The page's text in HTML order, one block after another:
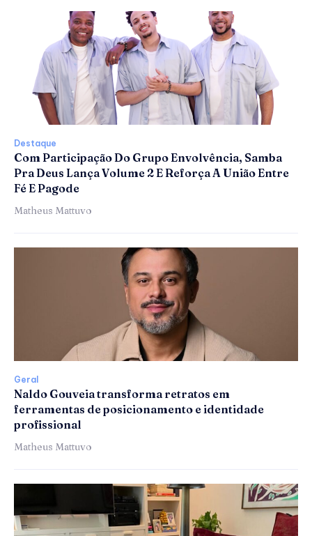
Destaque
Com Participação Do Grupo Envolvência, Samba
Pra Deus Lança Volume 2 E Reforça A União Entre
Fé E Pagode
Matheus Mattuvo
Geral
Naldo Gouveia transforma retratos em
ferramentas de posicionamento e identidade
profissional
Matheus Mattuvo